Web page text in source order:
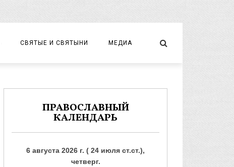
СВЯТЫЕ И СВЯТЫНИ МЕДИА
ФОТО
ПРАВОСЛАВНЫЙ
КАЛЕНДАРЬ
6 августа 2026 г. ( 24 июля ст.ст.),
четверг.